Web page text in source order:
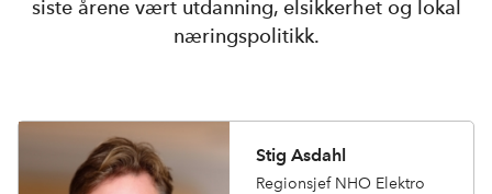
siste årene vært utdanning, elsikkerhet og lokal
næringspolitikk.
Stig Asdahl
Regionsjef NHO Elektro